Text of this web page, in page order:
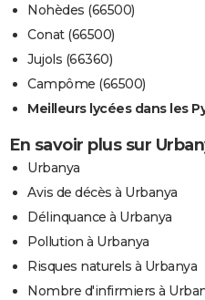
Nohèdes (66500)
Conat (66500)
Jujols (66360)
Campôme (66500)
Meilleurs lycées dans les
En savoir plus sur
Urbanya
Avis de décès à Urbanya
Délinquance à Urbanya
Pollution à Urbanya
Risques naturels à Urbanya
Nombre d'infirmiers à